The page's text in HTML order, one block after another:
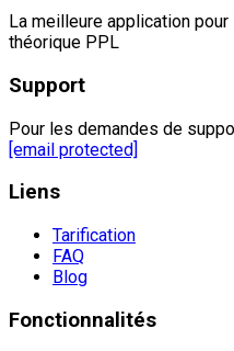
La meilleure application
théorique PPL
Support
Pour les demandes de
[email protected]
Liens
Tarification
FAQ
Blog
Fonctionnalités